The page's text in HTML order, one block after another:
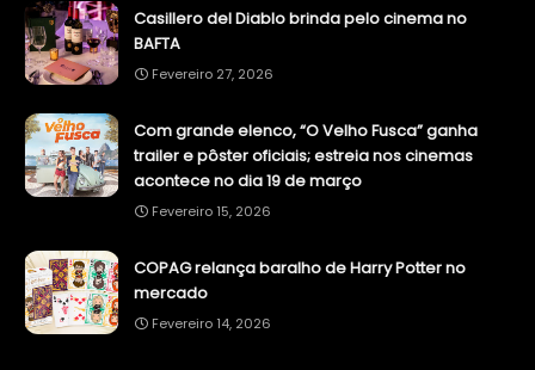
Casillero del Diablo brinda pelo cinema no
BAFTA
Fevereiro 27, 2026
Com grande elenco, “O Velho Fusca” ganha
trailer e pôster oficiais; estreia nos cinemas
acontece no dia 19 de março
Fevereiro 15, 2026
COPAG relança baralho de Harry Potter no
mercado
Fevereiro 14, 2026